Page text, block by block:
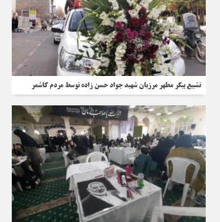
تشییع پیکر مطهر مرزبان شهید جواد حسن زاده توسط مردم کاشمر